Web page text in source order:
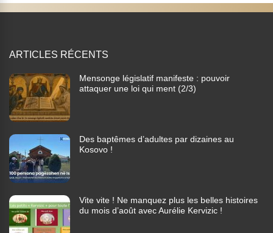
ARTICLES RÉCENTS
Mensonge législatif manifeste : pouvoir
attaquer une loi qui ment (2/3)
Des baptêmes d’adultes par dizaines au
Kosovo !
Vite vite ! Ne manquez plus les belles histoires
du mois d’août avec Aurélie Kervizic !